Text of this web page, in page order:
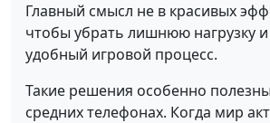
Главный смысл не в красивых
чтобы убрать лишнюю нагрузку и
удобный игровой процесс.
Такие решения особенно
средних телефонах. Когда мир